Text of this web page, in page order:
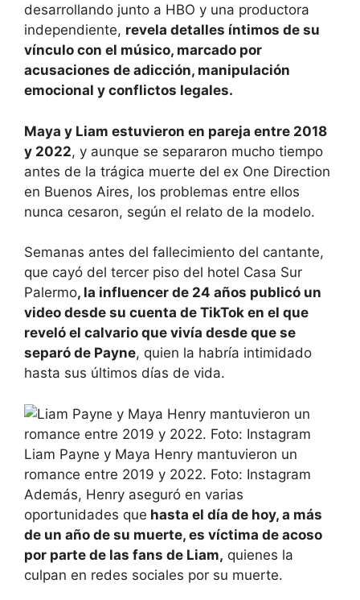
desarrollando junto a HBO y una productora
independiente, revela detalles íntimos de su
vínculo con el músico, marcado por
acusaciones de adicción, manipulación
emocional y conflictos legales.
Maya y Liam estuvieron en pareja entre 2018
y 2022, y aunque se separaron mucho tiempo
antes de la trágica muerte del ex One Direction
en Buenos Aires, los problemas entre ellos
nunca cesaron, según el relato de la modelo.
Semanas antes del fallecimiento del cantante,
que cayó del tercer piso del hotel Casa Sur
Palermo, la influencer de 24 años publicó un
video desde su cuenta de TikTok en el que
reveló el calvario que vivía desde que se
separó de Payne, quien la habría intimidado
hasta sus últimos días de vida.
Liam Payne y Maya Henry mantuvieron un
romance entre 2019 y 2022. Foto: Instagram
Además, Henry aseguró en varias
oportunidades que hasta el día de hoy, a más
de un año de su muerte, es víctima de acoso
por parte de las fans de Liam, quienes la
culpan en redes sociales por su muerte.